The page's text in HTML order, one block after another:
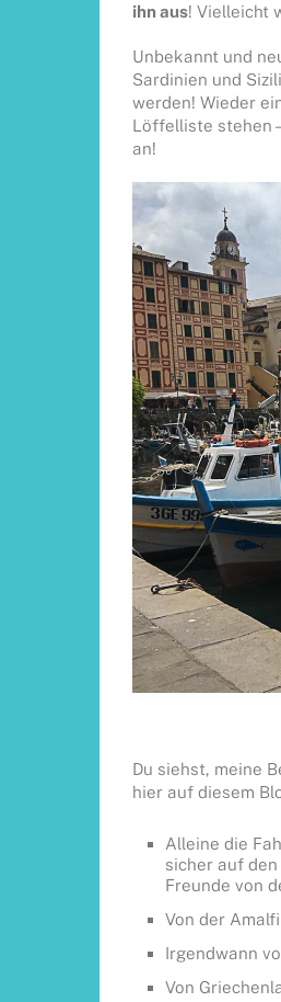
ihn aus! Vielleicht
Unbekannt und
Sardinien und
werden! Wieder
Löffelliste stehen
an!
Du siehst, meine
hier auf diesem
Alleine die
sicher auf
Freunde von
Von der
Irgendwann
Von